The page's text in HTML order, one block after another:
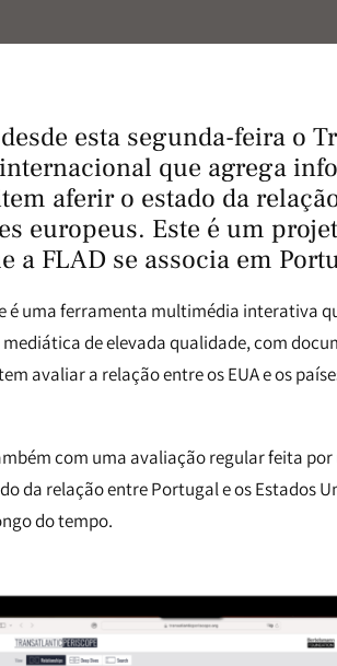
esta segunda-feira o
que agrega
aferir o estado da
europeus. Este é um
a FLAD se associa em
é uma ferramenta multimédia interativa
de elevada qualidade, com
avaliar a relação entre os EUA e os
com uma avaliação regular feita por
da relação entre Portugal e os Estados
do tempo.